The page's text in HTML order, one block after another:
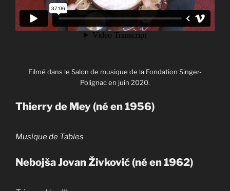
Filmé dans le Salon de musique de la Fondation Singer-
Polignac en juin 2020.
Thierry de Mey (né en 1956)
Musique de Tables
Nebojša Jovan Živković (né en 1962)